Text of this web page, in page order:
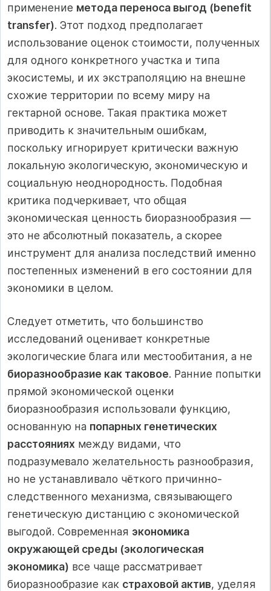
применение метода переноса выгод (benefit
transfer). Этот подход предполагает
использование оценок стоимости, полученных
для одного конкретного участка и типа
экосистемы, и их экстраполяцию на внешне
схожие территории по всему миру на
гектарной основе. Такая практика может
приводить к значительным ошибкам,
поскольку игнорирует критически важную
локальную экологическую, экономическую и
социальную неоднородность. Подобная
критика подчеркивает, что общая
экономическая ценность биоразнообразия —
это не абсолютный показатель, а скорее
инструмент для анализа последствий именно
постепенных изменений в его состоянии для
экономики в целом.
Следует отметить, что большинство
исследований оценивает конкретные
экологические блага или местообитания, а не
биоразнообразие как таковое. Ранние попытки
прямой экономической оценки
биоразнообразия использовали функцию,
основанную на попарных генетических
расстояниях между видами, что
подразумевало желательность разнообразия,
но не устанавливало чёткого причинно-
следственного механизма, связывающего
генетическую дистанцию с экономической
выгодой. Современная экономика
окружающей среды (экологическая
экономика) все чаще рассматривает
биоразнообразие как страховой актив, уделяя